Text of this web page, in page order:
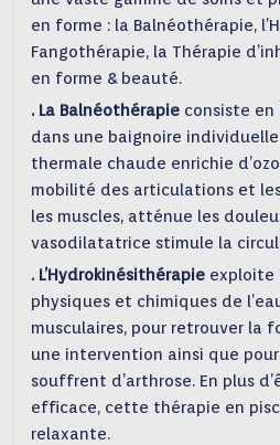
en forme : la Balnéothérapie,
Fangothérapie, la Thérapie
en forme & beauté.
. La Balnéothérapie consiste en
dans une baignoire
thermale chaude enrichie
mobilité des articulations et
les muscles, atténue les
vasodilatatrice stimule la
. L’Hydrokinésithérapie exploite
physiques et chimiques de
musculaires, pour retrouver la
une intervention ainsi que
souffrent d’arthrose. En plus
efficace, cette thérapie en
relaxante.